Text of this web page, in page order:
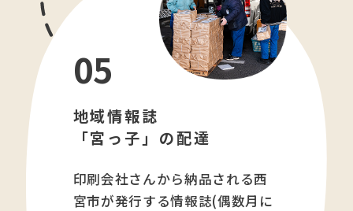
05
地域情報誌
「宮っ子」の配達
印刷会社さんから納品される西
宮市が発行する情報誌(偶数月に